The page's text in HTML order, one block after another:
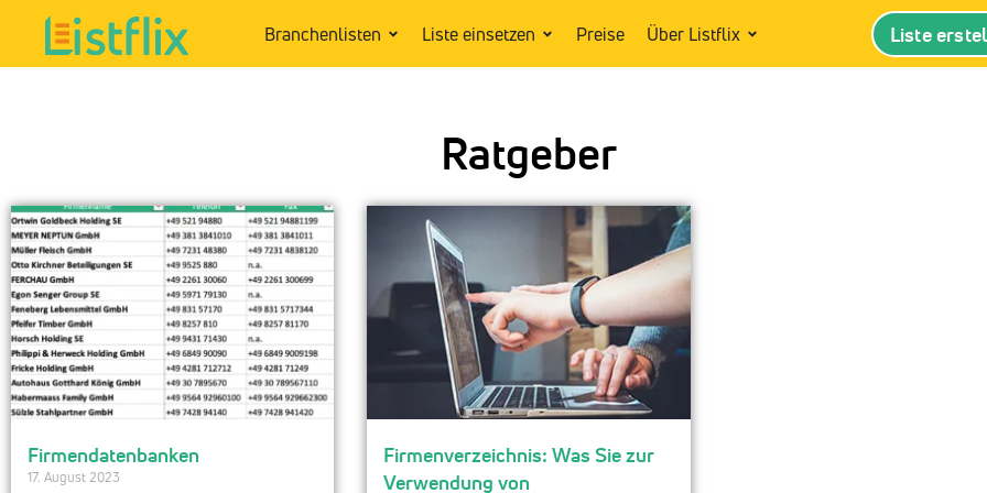
Branchenlisten Liste einsetzen Preise Über Listflix Liste
Ratgeber
Firmendatenbanken
17. August 2023
Firmenverzeichnis: Was Sie zur
Verwendung von